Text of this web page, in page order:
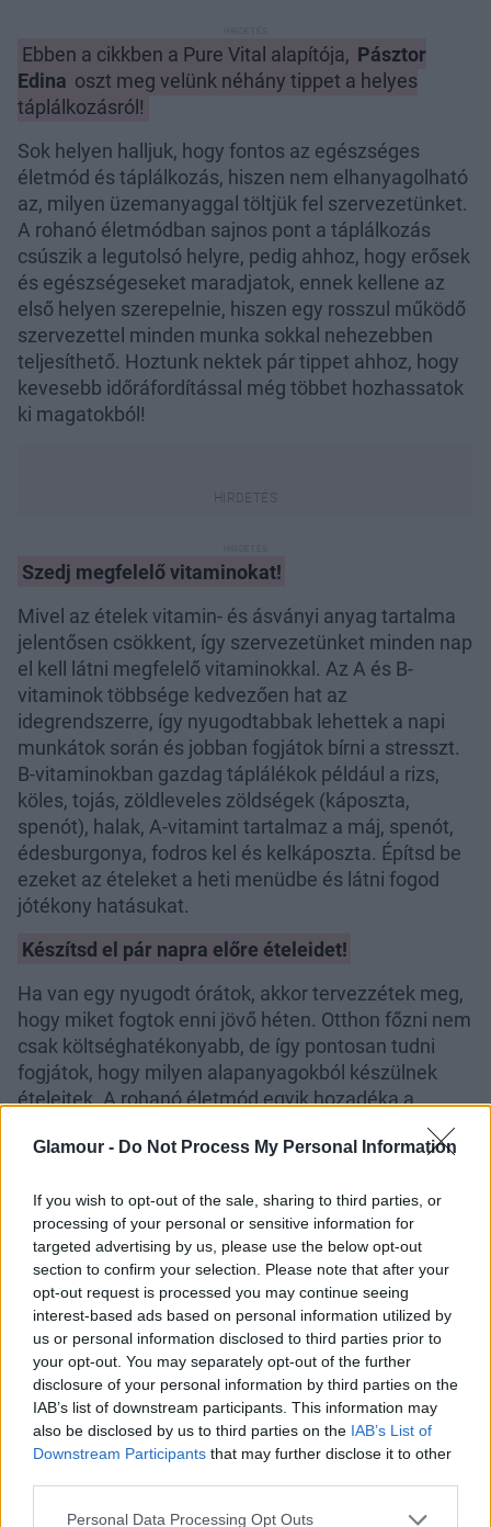
Glamour - Do Not Process My Personal Information
If you wish to opt-out of the sale, sharing to third parties, or
processing of your personal or sensitive information for
targeted advertising by us, please use the below opt-out
section to confirm your selection. Please note that after your
opt-out request is processed you may continue seeing
interest-based ads based on personal information utilized by
us or personal information disclosed to third parties prior to
your opt-out. You may separately opt-out of the further
disclosure of your personal information by third parties on the
IAB’s list of downstream participants. This information may
also be disclosed by us to third parties on the IAB’s List of
Downstream Participants that may further disclose it to other
Please note that this website/app uses one or more Google
Personal Data Processing Opt Outs
Ebben a cikkben a Pure Vital alapítója, Pásztor
Edina oszt meg velünk néhány tippet a helyes
táplálkozásról!
Sok helyen halljuk, hogy fontos az egészséges
életmód és táplálkozás, hiszen nem elhanyagolható
az, milyen üzemanyaggal töltjük fel szervezetünket.
A rohanó életmódban sajnos pont a táplálkozás
csúszik a legutolsó helyre, pedig ahhoz, hogy erősek
és egészségeseket maradjatok, ennek kellene az
első helyen szerepelnie, hiszen egy rosszul működő
szervezettel minden munka sokkal nehezebben
teljesíthető. Hoztunk nektek pár tippet ahhoz, hogy
kevesebb időráfordítással még többet hozhassatok
ki magatokból!
Szedj megfelelő vitaminokat!
Mivel az ételek vitamin- és ásványi anyag tartalma
jelentősen csökkent, így szervezetünket minden nap
el kell látni megfelelő vitaminokkal. Az A és B-
vitaminok többsége kedvezően hat az
idegrendszerre, így nyugodtabbak lehettek a napi
munkátok során és jobban fogjátok bírni a stresszt.
B-vitaminokban gazdag táplálékok például a rizs,
köles, tojás, zöldleveles zöldségek (káposzta,
spenót), halak, A-vitamint tartalmaz a máj, spenót,
édesburgonya, fodros kel és kelkáposzta. Építsd be
ezeket az ételeket a heti menüdbe és látni fogod
jótékony hatásukat.
Készítsd el pár napra előre ételeidet!
Ha van egy nyugodt órátok, akkor tervezzétek meg,
hogy miket fogtok enni jövő héten. Otthon főzni nem
csak költséghatékonyabb, de így pontosan tudni
fogjátok, hogy milyen alapanyagokból készülnek
ételeitek. A rohanó életmód egyik hozadéka a
gyorséttermi étkezés, amikor csak kiszaladtok a
legközelebbi étkezdébe és megveszitek azt, ami
egyoldalúvá válhat az étkezés. Én sokszor több
napra előre főzök, így nem kell minden este a
konyhában robotolnom egy fárasztó nap után.
Vegyél nagyobb mennyiségben alapanyagokat!
Nem szükséges mindennap boltba járni, hiszen
amellett, hogy elveszi az időtöket, sokkal többet is
fogtok költeni mert mindig landol majd valami plusz
a kosaratokban, amire nincs szükségetek. Ha van
egy nagyobb fagyasztós hűtőtök akkor vásároljatok